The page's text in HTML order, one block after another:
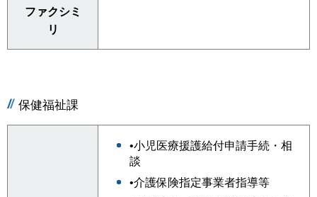
ファクシミ
リ
保健福祉課
•小児医療援護給付申請手続・相
談
•介護保険指定事業者指導等